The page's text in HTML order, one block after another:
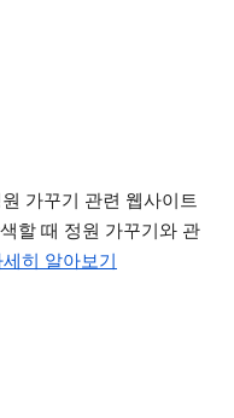
가꾸기 관련 웹사이트
할 때 정원 가꾸기와 관
세히 알아보기